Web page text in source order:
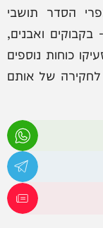
הסדר תושבי
ואבנים,
כוחות נוספים
של אותם